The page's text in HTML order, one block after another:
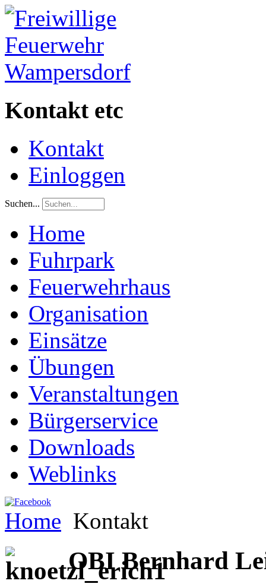
Kontakt etc
Kontakt
Einloggen
Suchen...
Home
Fuhrpark
Feuerwehrhaus
Organisation
Einsätze
Übungen
Veranstaltungen
Bürgerservice
Downloads
Weblinks
Home Kontakt
OBI Bernhard